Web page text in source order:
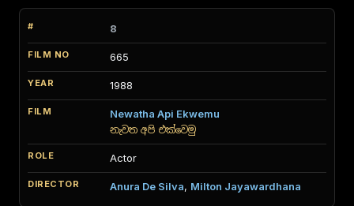
8
665
1988
Newatha Api Ekwemu
නැවත අපි එක්වෙමු
Actor
Anura De Silva, Milton Jayawardhana